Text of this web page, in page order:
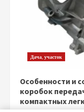
Дача, участок
Особенности и
коробок
компактных